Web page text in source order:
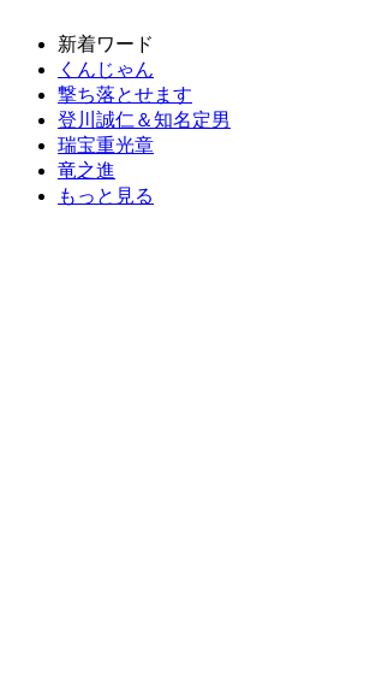
新着ワード
くんじゃん
撃ち落とせます
登川誠仁＆知名定男
瑞宝重光章
竜之進
もっと見る